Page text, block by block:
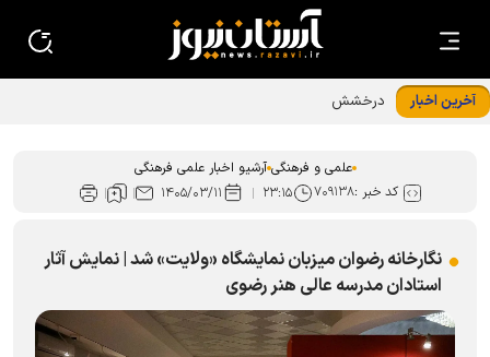
آخرین اخبار
درخشش کتابدار کتابخانه حرم رضوی در ﺟﺸﻨﻮﺍﺭﻩ استانی قصه‌های
علمی و فرهنگی آرشیو اخبار علمی فرهنگی
کد خبر :۷۰۹۱۳۸ ۲۳:۱۵ ۱۴۰۵/۰۳/۱۱
نگارخانه رضوان میزبان نمایشگاه «ولایت» شد | نمایش آثار
استادان مدرسه عالی هنر رضوی